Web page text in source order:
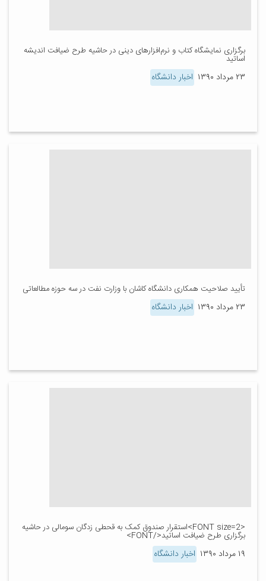
برگزاری نمایشگاه کتاب و نرم‌افزارهای دینی در حاشیه طرح ضیافت اندیشه
اساتید
۲۳ مرداد ۱۳۹۰ اخبار دانشگاه
تأیید صلاحیت همکاری دانشگاه کاشان با وزارت نفت در سه حوزه مطالعاتی
۲۳ مرداد ۱۳۹۰ اخبار دانشگاه
<FONT size=2>استقرار صندوق کمک به قحطی زدگان سومالی در حاشیه
برگزاری طرح ضیافت اساتید</FONT>
۱۹ مرداد ۱۳۹۰ اخبار دانشگاه